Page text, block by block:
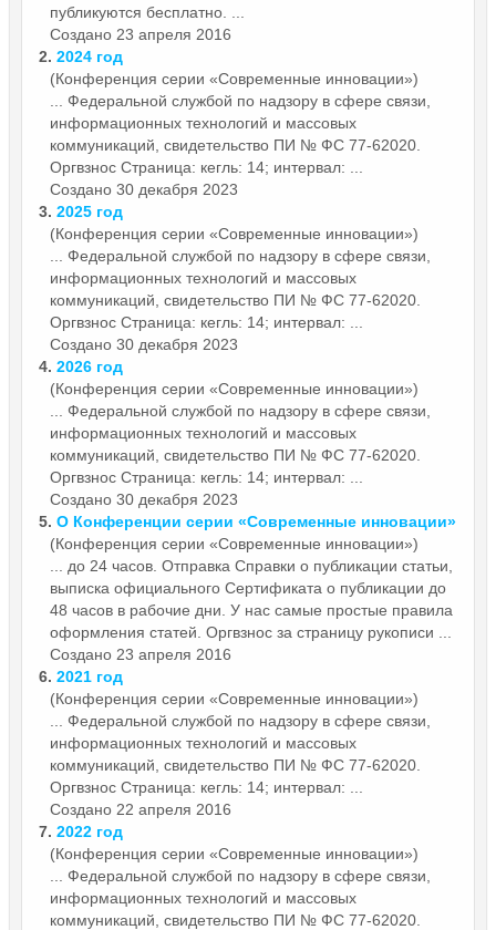
публикуются бесплатно. ...
Создано 23 апреля 2016
2. 2024 год
(Конференция серии «Современные инновации»)
... Федеральной службой по надзору в сфере связи,
информационных технологий и массовых
коммуникаций, свидетельство ПИ № ФС 77-62020.
Оргвзнос Страница: кегль: 14; интервал: ...
Создано 30 декабря 2023
3. 2025 год
(Конференция серии «Современные инновации»)
... Федеральной службой по надзору в сфере связи,
информационных технологий и массовых
коммуникаций, свидетельство ПИ № ФС 77-62020.
Оргвзнос Страница: кегль: 14; интервал: ...
Создано 30 декабря 2023
4. 2026 год
(Конференция серии «Современные инновации»)
... Федеральной службой по надзору в сфере связи,
информационных технологий и массовых
коммуникаций, свидетельство ПИ № ФС 77-62020.
Оргвзнос Страница: кегль: 14; интервал: ...
Создано 30 декабря 2023
5. О Конференции серии «Современные инновации»
(Конференция серии «Современные инновации»)
... до 24 часов. Отправка Справки о публикации статьи,
выписка официального Сертификата о публикации до
48 часов в рабочие дни. У нас самые простые правила
оформления статей. Оргвзнос за страницу рукописи ...
Создано 23 апреля 2016
6. 2021 год
(Конференция серии «Современные инновации»)
... Федеральной службой по надзору в сфере связи,
информационных технологий и массовых
коммуникаций, свидетельство ПИ № ФС 77-62020.
Оргвзнос Страница: кегль: 14; интервал: ...
Создано 22 апреля 2016
7. 2022 год
(Конференция серии «Современные инновации»)
... Федеральной службой по надзору в сфере связи,
информационных технологий и массовых
коммуникаций, свидетельство ПИ № ФС 77-62020.